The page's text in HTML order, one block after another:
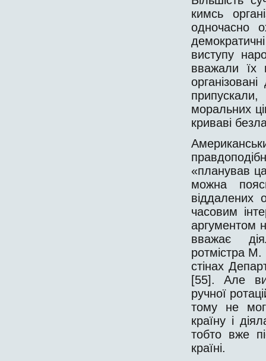
кимсь
одночасно
виступу
вважали їх
моральних
криваві
«планував
можна
віддалених
часовим
аргументом
вважає
ротмістра
стінах
[55]. Але
ручної
тому не
країну і
тобто вже
країні.